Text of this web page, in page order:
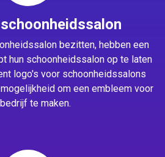
bezitten, hebben een
hun schoonheidssalon op te laten
logo's voor schoonheidssalons
om een embleem voor
te maken.